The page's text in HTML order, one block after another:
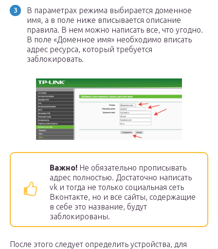
В параметрах режима выбирается доменное
имя, а в поле ниже вписывается описание
правила. В нем можно написать все, что угодно.
В поле «Доменное имя» необходимо вписать
адрес ресурса, который требуется
заблокировать.
Важно! Не обязательно прописывать
адрес полностью. Достаточно написать
vk и тогда не только социальная сеть
Вконтакте, но и все сайты, содержащие
в себе это название, будут
заблокированы.
После этого следует определить устройства, для